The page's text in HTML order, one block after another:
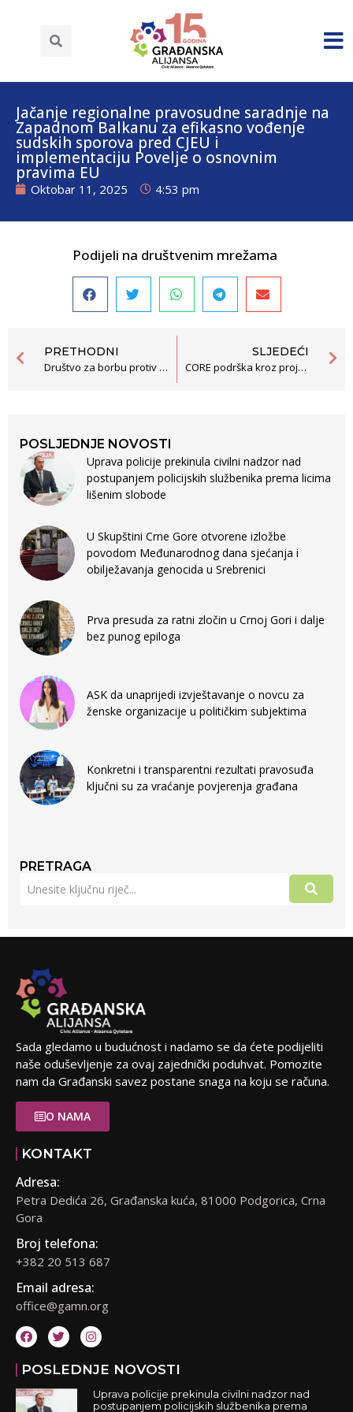
Jačanje regionalne pravosudne saradnje na
Zapadnom Balkanu za efikasno vođenje
sudskih sporova pred CJEU i
implementaciju Povelje o osnovnim
pravima EU
Oktobar 11, 2025 4:53 pm
Podijeli na društvenim mrežama
PRETHODNI
Društvo za borbu protiv korupcije u Crnoj Gori
SLJEDEĆI
CORE podrška kroz projekat SMART Balkan – Civilno društvo za povezan Zapadni Balkan
POSLJEDNJE NOVOSTI
Uprava policije prekinula civilni nadzor nad
postupanjem policijskih službenika prema licima
lišenim slobode
U Skupštini Crne Gore otvorene izložbe
povodom Međunarodnog dana sjećanja i
obilježavanja genocida u Srebrenici
Prva presuda za ratni zločin u Crnoj Gori i dalje
bez punog epiloga
ASK da unaprijedi izvještavanje o novcu za
ženske organizacije u političkim subjektima
Konkretni i transparentni rezultati pravosuđa
ključni su za vraćanje povjerenja građana
PRETRAGA
Sada gledamo u budućnost i nadamo se da ćete podijeliti
naše oduševljenje za ovaj zajednički poduhvat. Pomozite
nam da Građanski savez postane snaga na koju se računa.
O NAMA
KONTAKT
Adresa:
Petra Dedića 26, Građanska kuća, 81000 Podgorica, Crna
Gora
Broj telefona:
+382 20 513 687
Email adresa:
office@gamn.org
POSLEDNJE NOVOSTI
Uprava policije prekinula civilni nadzor nad
postupanjem policijskih službenika prema